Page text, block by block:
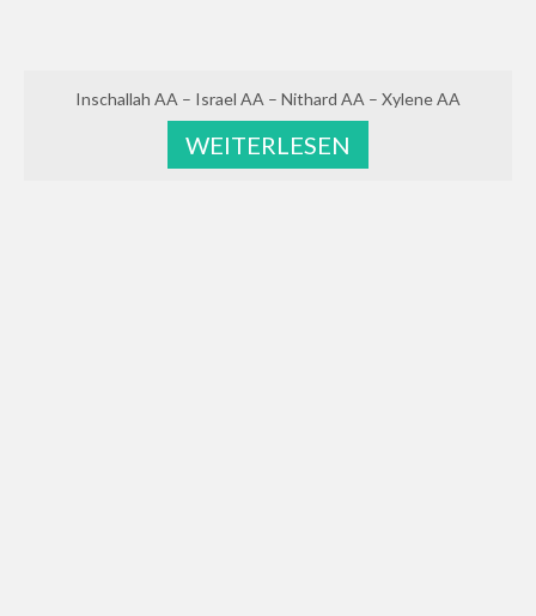
Inschallah AA – Israel AA – Nithard AA – Xylene AA
WEITERLESEN